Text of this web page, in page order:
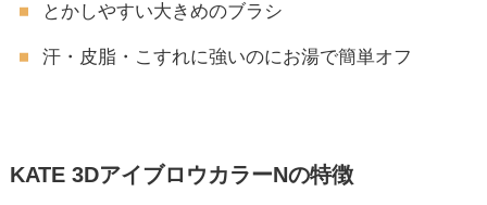
とかしやすい大きめのブラシ
汗・皮脂・こすれに強いのにお湯で簡単オフ
KATE 3DアイブロウカラーNの特徴